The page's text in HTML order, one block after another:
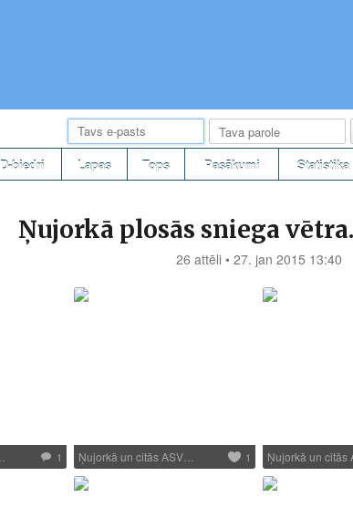
D-biedri Lapas Tops Pasākumi Statistika
Ņujorkā plosās sniega
26 attēli • 27. jan 2015 13:40
1 Ņujorkā un citās ASV… 1 Ņujorkā un citās